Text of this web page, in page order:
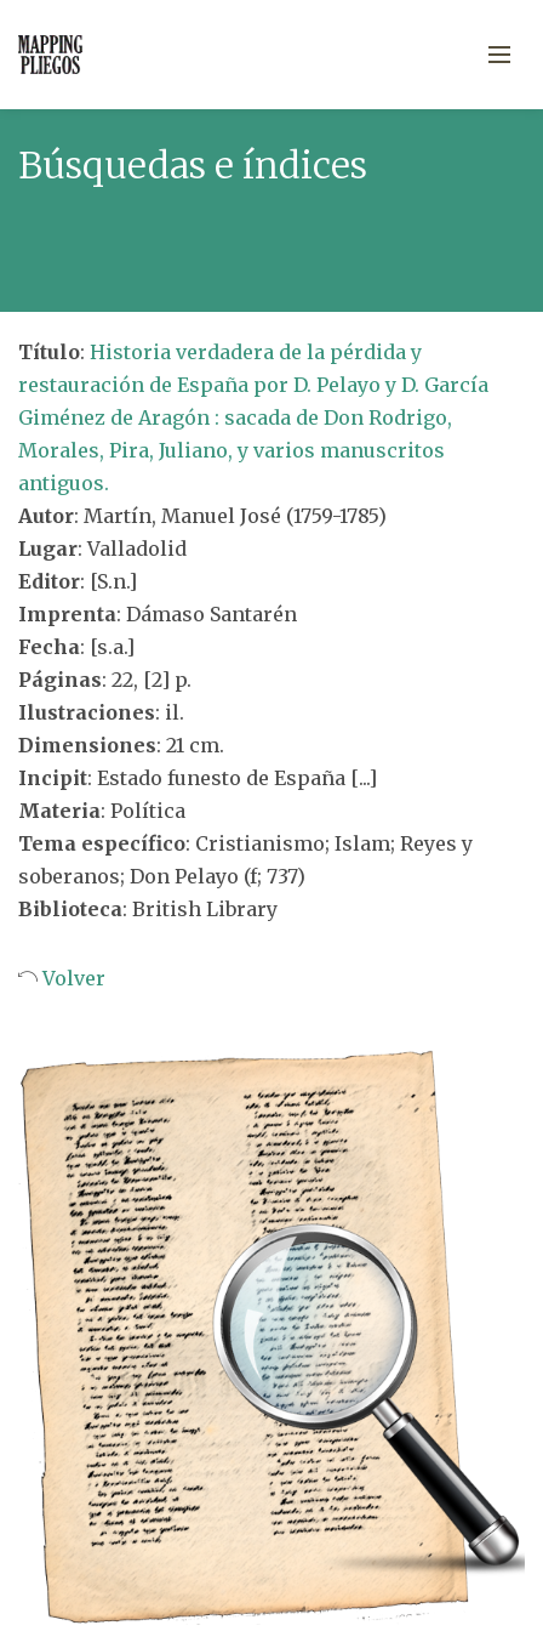
Búsquedas e índices
Título: Historia verdadera de la pérdida y
restauración de España por D. Pelayo y D. García
Giménez de Aragón : sacada de Don Rodrigo,
Morales, Pira, Juliano, y varios manuscritos
antiguos.
Autor: Martín, Manuel José (1759-1785)
Lugar: Valladolid
Editor: [S.n.]
Imprenta: Dámaso Santarén
Fecha: [s.a.]
Páginas: 22, [2] p.
Ilustraciones: il.
Dimensiones: 21 cm.
Incipit: Estado funesto de España [...]
Materia: Política
Tema específico: Cristianismo; Islam; Reyes y
soberanos; Don Pelayo (f; 737)
Biblioteca: British Library
Volver